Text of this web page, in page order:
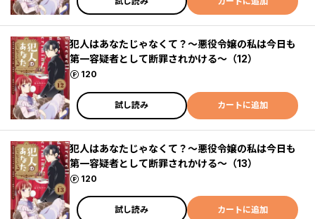
犯人はあなたじゃなくて？～悪役令嬢の私は今日も
第一容疑者として断罪されかける～（12）
120
ポイント
試し読み カートに追加
犯人はあなたじゃなくて？～悪役令嬢の私は今日も
第一容疑者として断罪されかける～（13）
120
ポイント
試し読み カートに追加